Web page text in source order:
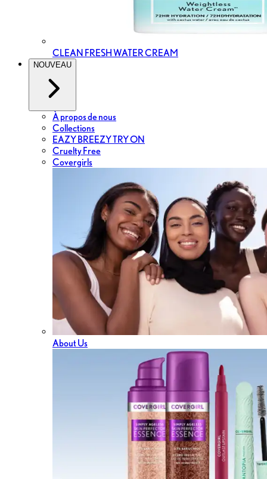
CLEAN FRESH WATER CREAM
NOUVEAU
À propos de nous
Collections
EAZY BREEZY TRY ON
Cruelty Free
Covergirls
About Us